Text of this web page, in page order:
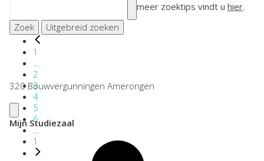
meer zoektips vindt u hier.
Zoek
Uitgebreid zoeken
1
2
3
4
5
6
...
1
320 Bouwvergunningen Amerongen
Mijn Studiezaal